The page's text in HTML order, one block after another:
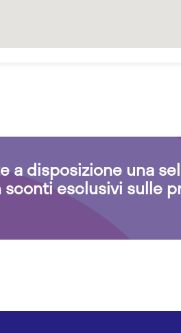
a disposizione una
esclusivi sulle